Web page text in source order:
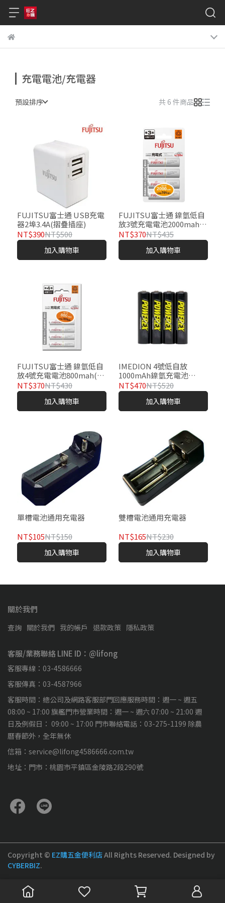
充電電池/充電器
預設排序 共 6 件商品
FUJITSU富士通 USB充電
器2埠3.4A(摺疊插座)
NT$390NT$500
加入購物車
FUJITSU富士通 鎳氫低自
放3號充電電池2000mah(4
入)
NT$370NT$435
加入購物車
FUJITSU富士通 鎳氫低自
放4號充電電池800mah(4
入)
NT$370NT$430
加入購物車
IMEDION 4號低自放
1000mAh鎳氫充電池
MHRAAAP4(4入)
NT$470NT$520
加入購物車
單槽電池通用充電器
NT$105NT$150
加入購物車
雙槽電池通用充電器
NT$165NT$230
加入購物車
關於我們
查詢 關於我們 我的帳戶 退款政策 隱私政策
客服/業務聯絡 LINE ID：@lifong
客服專線：03-4586666
客服傳真：03-4587966
客服時間：總公司及網路客服部門回應服務時間：週一 ~ 週五
08:00 ~ 17:00 旗艦門市營業時間：週一 ~ 週六 07:00 ~ 21:00 週
日及例假日： 09:00 ~ 17:00 門市聯絡電話：03-275-1199 除農
曆春節外，全年無休
信箱：service@lifong4586666.com.tw
地址：門市：桃園市平鎮區金陵路2段290號
Copyright © EZ購五金便利店All Rights Reserved. Designed by
CYBERBIZ.